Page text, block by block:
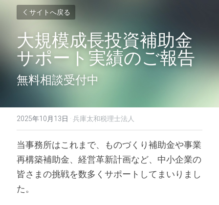
サイトへ戻る
大規模成長投資補助金
サポート実績のご報告
無料相談受付中
2025年10月13日 · 兵庫太和税理士法人
当事務所はこれまで、ものづくり補助金や事業
再構築補助金、経営革新計画など、中小企業の
皆さまの挑戦を数多くサポートしてまいりまし
た。